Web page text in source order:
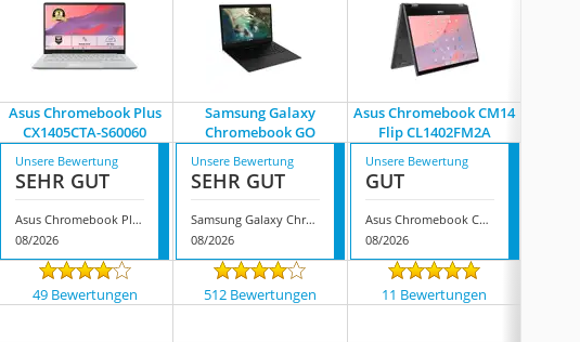
Asus Chromebook Plus
CX1405CTA-S60060
Samsung Galaxy
Chromebook GO
Asus Chromebook CM14
Flip CL1402FM2A
Unsere Bewertung
SEHR GUT
Asus Chromebook Plus CX1405CTA-S60060
08/2026
Unsere Bewertung
SEHR GUT
Samsung Galaxy Chromebook GO
08/2026
Unsere Bewertung
GUT
Asus Chromebook CM14 Flip CL1402FM2A
08/2026
49 Bewertungen 512 Bewertungen 11 Bewertungen